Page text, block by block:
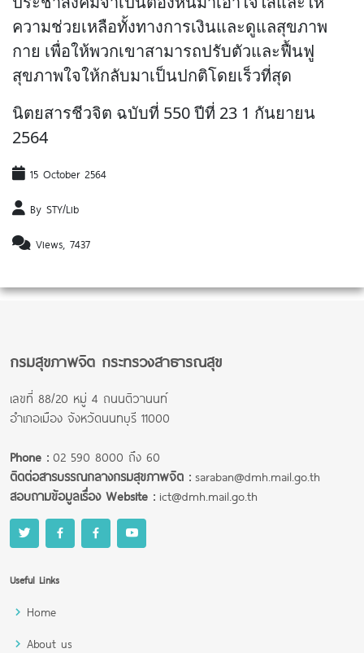
ความช่วยเหลือทั้งทางการเงินและดูแลสุขภาพ
กาย เพื่อให้พวกเขาสามารถปรับตัวและฟื้นฟู
สุขภาพใจให้กลับมาเป็นปกติโดยเร็วที่สุด
นิตยสารชีวจิต ฉบับที่ 550 ปีที่ 23 1 กันยายน
2564
15 October 2564
By STY/Lib
Views, 7437
กรมสุขภาพจิต กระทรวงสาธารณสุข
เลขที่ 88/20 หมู่ 4 ถนนติวานนท์
อำเภอเมือง จังหวัดนนทบุรี 11000
Phone :02 590 8000 ถึง 60
ติดต่อสารบรรณกลางกรมสุขภาพจิต :saraban@dmh.mail.go.th
สอบถามข้อมูลเรื่อง Website :ict@dmh.mail.go.th
Useful Links
Home
About us